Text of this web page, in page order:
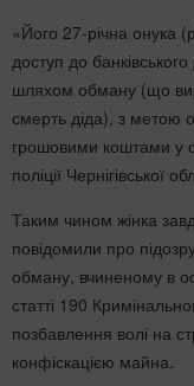
«Його 27-річна онука
доступ до
шляхом обману (що
смерть діда), з метою
грошовими коштами у
поліції Чернігівської
Таким чином жінка
повідомили про
обману, вчиненому в
статті 190
позбавлення волі на
конфіскацією майна.